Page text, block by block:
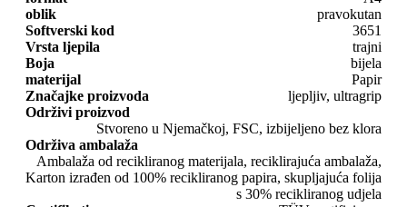
oblik
pravokutan
Softverski kod
3651
Vrsta ljepila
trajni
Boja
bijela
materijal
Papir
Značajke proizvoda
ljepljiv, ultragrip
Održivi proizvod
Stvoreno u Njemačkoj, FSC, izbijeljeno bez klora
Održiva ambalaža
Ambalaža od recikliranog materijala, reciklirajuća ambalaža,
Karton izrađen od 100% recikliranog papira, skupljajuća folija
s 30% recikliranog udjela